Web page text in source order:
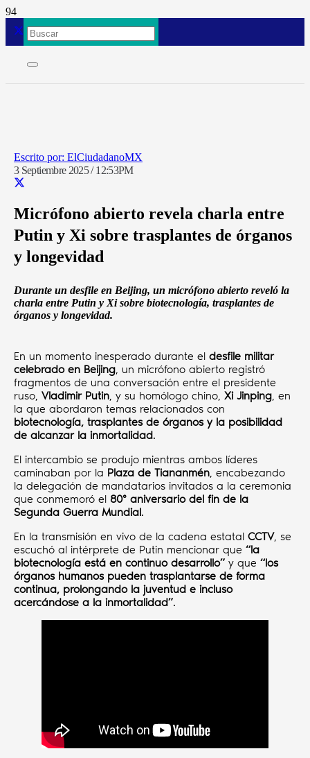
ElCiudadanoMX
3 Septiembre 2025 / 12:53PM
Micrófono abierto revela charla entre
Putin y Xi sobre trasplantes de órganos
y longevidad
Durante un desfile en Beijing, un micrófono abierto reveló la
charla entre Putin y Xi sobre biotecnología, trasplantes de
órganos y longevidad.
En un momento inesperado durante el desfile militar
celebrado en Beijing, un micrófono abierto registró
fragmentos de una conversación entre el presidente
ruso, Vladimir Putin, y su homólogo chino, Xi Jinping, en
la que abordaron temas relacionados con
biotecnología, trasplantes de órganos y la posibilidad
de alcanzar la inmortalidad.
El intercambio se produjo mientras ambos líderes
caminaban por la Plaza de Tiananmén, encabezando
la delegación de mandatarios invitados a la ceremonia
que conmemoró el 80º aniversario del fin de la
Segunda Guerra Mundial.
En la transmisión en vivo de la cadena estatal CCTV, se
escuchó al intérprete de Putin mencionar que “la
biotecnología está en continuo desarrollo” y que “los
órganos humanos pueden trasplantarse de forma
continua, prolongando la juventud e incluso
acercándose a la inmortalidad”.